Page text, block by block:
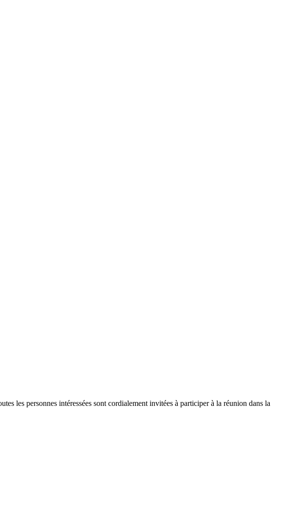
les personnes intéressées sont cordialement invitées à participer à la réunion dans la